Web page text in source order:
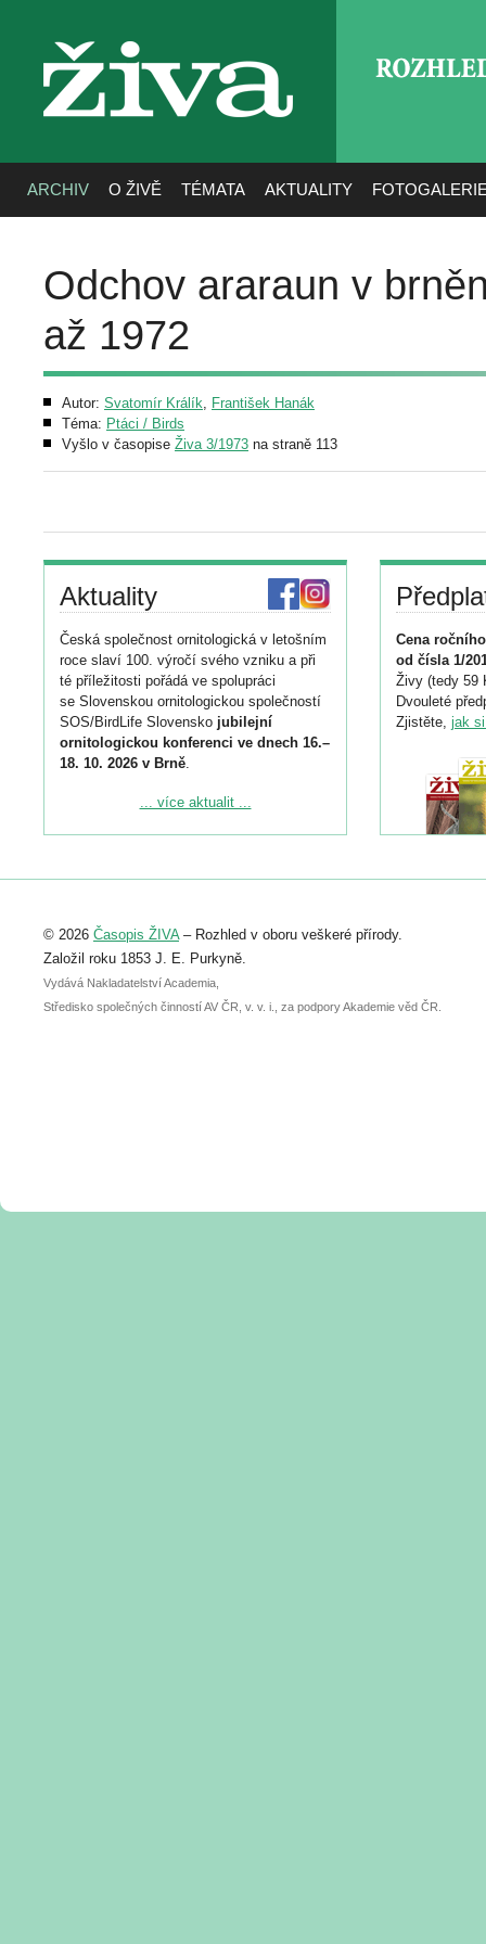
živa
ARCHIV O ŽIVĚ TÉMATA AKTUALITY
Odchov araraun v
až 1972
Autor: Svatomír Králík, František Hanák
Téma: Ptáci / Birds
Vyšlo v časopise Živa 3/1973 na straně 113
Aktuality
Česká společnost ornitologická v letošním
roce slaví 100. výročí svého vzniku a při
té příležitosti pořádá ve spolupráci
se Slovenskou ornitologickou společností
SOS/BirdLife Slovensko jubilejní
ornitologickou konferenci ve dnech 16.–
18. 10. 2026 v Brně.
Podrobnější informace ke konferenci
Registrovat se můžete do 6. září.
abstraktu přihlášené přednášky nebo
posteru je už 30. června.
... více aktualit ...
Cena
od čísla 1/
Živy (tedy 59
Dvouleté
Zjistěte, jak
© 2026 Časopis ŽIVA– Rozhled v oboru veškeré přírody.
Založil roku 1853 J. E. Purkyně.
Vydává Nakladatelství Academia,
Středisko společných činností AV ČR, v. v. i., za podpory Akademie věd ČR.